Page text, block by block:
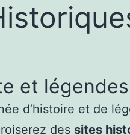
et
d’histoire et de
des sites